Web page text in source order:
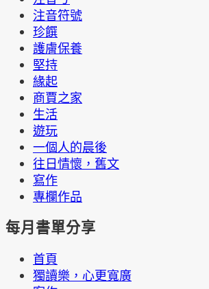
注音符號
珍饌
護膚保養
堅持
緣起
商賈之家
生活
遊玩
一個人的晨後
往日情懷，舊文
寫作
專欄作品
每月書單分享
首頁
獨讀樂，心更寬廣